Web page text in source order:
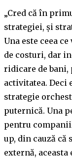
„Cred că în
strategiei, și
Una este ceea
de costuri, dar
ridicare de bani,
activitatea. Deci
strategie
puternică. Una
pentru
up, din cauză că
externă,